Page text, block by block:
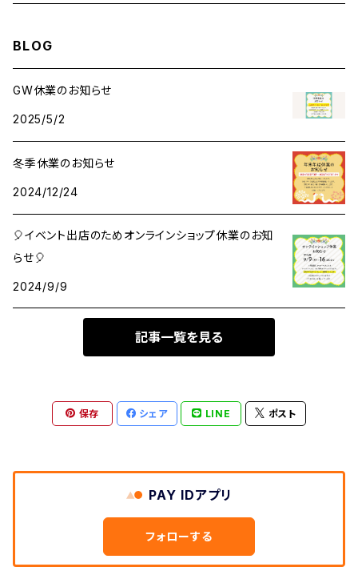
レターセット
メッセージカード
アクリルキーホルダー
ant缶（小物入れ）
BLOG
GW休業のお知らせ
2025/5/2
冬季休業のお知らせ
2024/12/24
🎈イベント出店のためオンラインショップ休業のお知
らせ🎈
2024/9/9
記事一覧を見る
保存 シェア LINE ポスト
PAY IDアプリ
フォローする